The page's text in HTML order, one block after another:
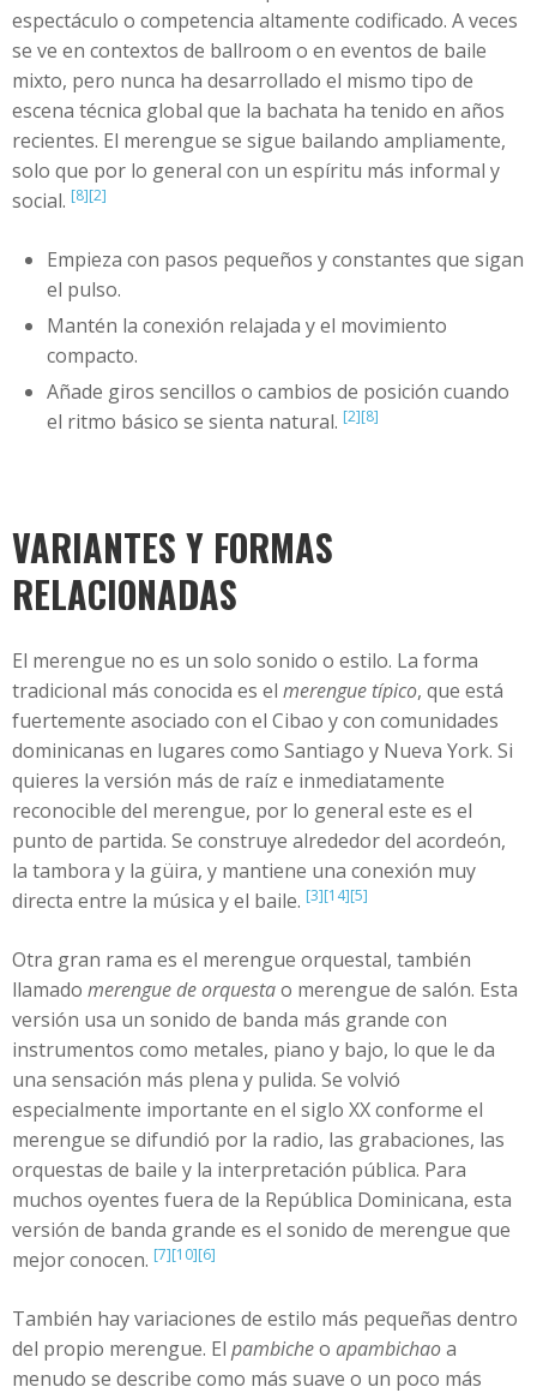
espectáculo o competencia altamente codificado. A veces
se ve en contextos de ballroom o en eventos de baile
mixto, pero nunca ha desarrollado el mismo tipo de
escena técnica global que la bachata ha tenido en años
recientes. El merengue se sigue bailando ampliamente,
solo que por lo general con un espíritu más informal y
social. [8][2]
Empieza con pasos pequeños y constantes que sigan
el pulso.
Mantén la conexión relajada y el movimiento
compacto.
Añade giros sencillos o cambios de posición cuando
el ritmo básico se sienta natural. [2][8]
VARIANTES Y FORMAS
RELACIONADAS
El merengue no es un solo sonido o estilo. La forma
tradicional más conocida es el merengue típico, que está
fuertemente asociado con el Cibao y con comunidades
dominicanas en lugares como Santiago y Nueva York. Si
quieres la versión más de raíz e inmediatamente
reconocible del merengue, por lo general este es el
punto de partida. Se construye alrededor del acordeón,
la tambora y la güira, y mantiene una conexión muy
directa entre la música y el baile. [3][14][5]
Otra gran rama es el merengue orquestal, también
llamado merengue de orquestao merengue de salón. Esta
versión usa un sonido de banda más grande con
instrumentos como metales, piano y bajo, lo que le da
una sensación más plena y pulida. Se volvió
especialmente importante en el siglo XX conforme el
merengue se difundió por la radio, las grabaciones, las
orquestas de baile y la interpretación pública. Para
muchos oyentes fuera de la República Dominicana, esta
versión de banda grande es el sonido de merengue que
mejor conocen. [7][10][6]
También hay variaciones de estilo más pequeñas dentro
del propio merengue. El pambicheo apambichaoa
menudo se describe como más suave o un poco más